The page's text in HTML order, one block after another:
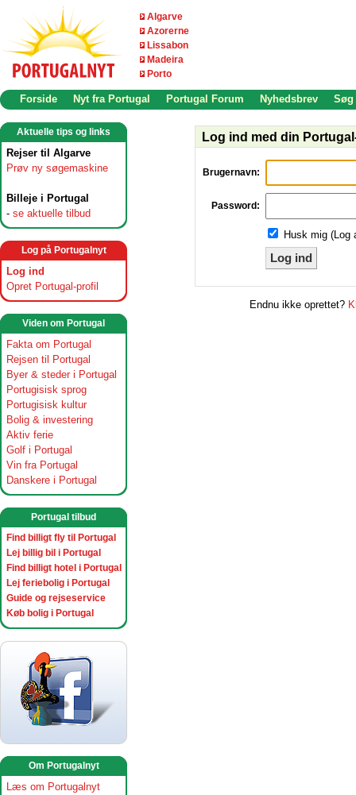
Algarve
Azorerne
Lissabon
Madeira
Porto
Forside Nyt fra Portugal Portugal Forum Nyhedsbrev Søg
Aktuelle tips og links
Rejser til Algarve
Prøv ny søgemaskine
Billeje i Portugal
- se aktuelle tilbud
Log på Portugalnyt
Log ind
Opret Portugal-profil
Viden om Portugal
Fakta om Portugal
Rejsen til Portugal
Byer & steder i Portugal
Portugisisk sprog
Portugisisk kultur
Bolig & investering
Aktiv ferie
Golf i Portugal
Vin fra Portugal
Danskere i Portugal
Portugal tilbud
Find billigt fly til Portugal
Lej billig bil i Portugal
Find billigt hotel i Portugal
Lej feriebolig i Portugal
Guide og rejseservice
Køb bolig i Portugal
Om Portugalnyt
Læs om Portugalnyt
Log ind med din
Brugernavn:
Password:
Husk mig (Log
Log ind
Endnu ikke oprettet?